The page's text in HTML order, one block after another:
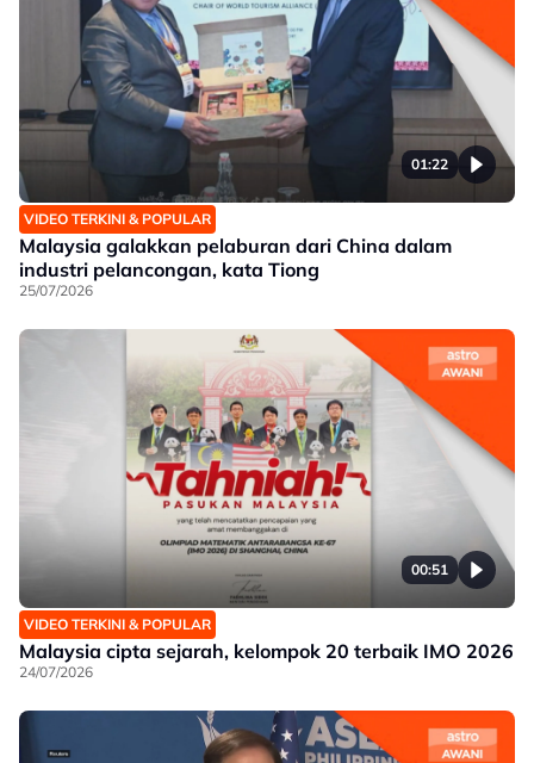
01:22
VIDEO TERKINI & POPULAR
Malaysia galakkan pelaburan dari China dalam
industri pelancongan, kata Tiong
25/07/2026
00:51
VIDEO TERKINI & POPULAR
Malaysia cipta sejarah, kelompok 20 terbaik IMO 2026
24/07/2026